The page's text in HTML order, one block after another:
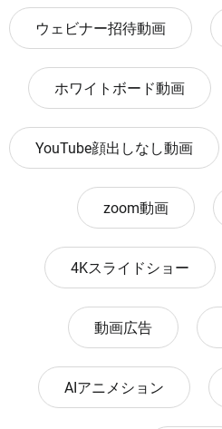
ウェビナー招待動画
ホワイトボード動画
YouTube顔出しなし動画
zoom動画
4Kスライドショー
動画広告
AIアニメション